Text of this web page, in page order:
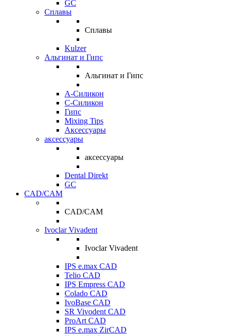
GC
Сплавы
Сплавы
Kulzer
Альгинат и Гипс
Альгинат и Гипс
A-Силикон
C-Силикон
Гипс
Mixing Tips
Аксессуары
аксессуары
аксессуары
Dental Direkt
GC
CAD/CAM
CAD/CAM
Ivoclar Vivadent
Ivoclar Vivadent
IPS e.max CAD
Telio CAD
IPS Empress CAD
Colado CAD
IvoBase CAD
SR Vivodent CAD
ProArt CAD
IPS e.max ZirCAD